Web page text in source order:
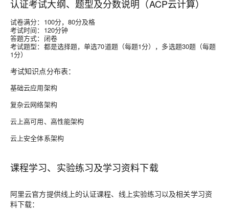
认证考试大纲、题型及分数说明（ACP云计算）
试卷满分：100分，80分及格
考试时间：120分钟
答题方式：闭卷
考试题型：都是选择题，单选70道题（每题1分），多选题30题（每题
1分）
考试知识点分布表：
基础云应用架构
复杂云网络架构
云上高可用、高性能架构
云上安全体系架构
课程学习、实验练习及学习资料下载
阿里云官方提供线上的认证课程、线上实验练习以及相关学习资
料下载：